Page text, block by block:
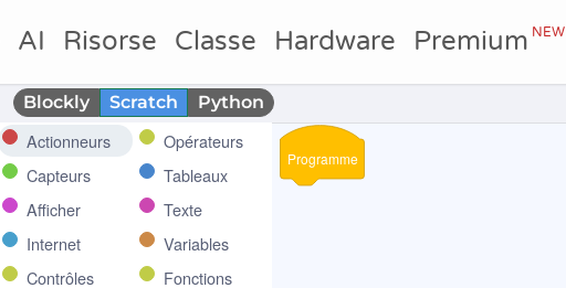
AI Risorse Classe Hardware PremiumNEW
Blockly Scratch Python